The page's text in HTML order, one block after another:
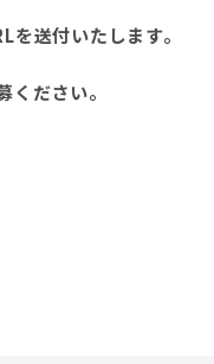
送付いたします。
ださい。